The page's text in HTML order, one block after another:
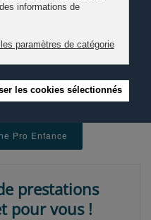
- cheffe du Service de la
et Gaëlle Grauser - adjointe
offre ordinaire : l’accueil de
Pro Enfance
prestations
pour vous !